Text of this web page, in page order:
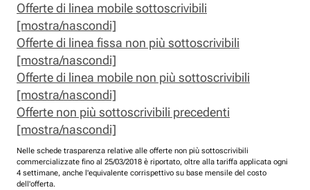
Offerte di linea mobile sottoscrivibili
[mostra/nascondi]
Offerte di linea fissa non più sottoscrivibili
[mostra/nascondi]
Offerte di linea mobile non più sottoscrivibili
[mostra/nascondi]
Offerte non più sottoscrivibili precedenti
[mostra/nascondi]
Nelle schede trasparenza relative alle offerte non più sottoscrivibili
commercializzate fino al 25/03/2018 è riportato, oltre alla tariffa applicata ogni
4 settimane, anche l'equivalente corrispettivo su base mensile del costo
dell'offerta.